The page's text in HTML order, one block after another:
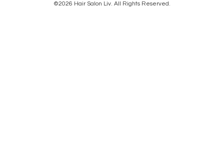
©2026 Hair Salon Liv. All Rights Reserved.